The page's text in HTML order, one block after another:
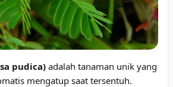
pudica)adalah tanaman unik yang
mengatup saat tersentuh.